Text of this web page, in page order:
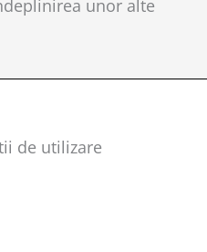
unor alte
de utilizare